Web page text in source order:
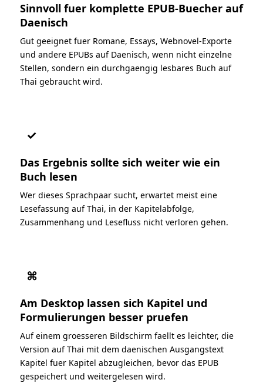
Sinnvoll fuer komplette EPUB-Buecher auf
Daenisch
Gut geeignet fuer Romane, Essays, Webnovel-Exporte
und andere EPUBs auf Daenisch, wenn nicht einzelne
Stellen, sondern ein durchgaengig lesbares Buch auf
Thai gebraucht wird.
✓
Das Ergebnis sollte sich weiter wie ein
Buch lesen
Wer dieses Sprachpaar sucht, erwartet meist eine
Lesefassung auf Thai, in der Kapitelabfolge,
Zusammenhang und Lesefluss nicht verloren gehen.
⌘
Am Desktop lassen sich Kapitel und
Formulierungen besser pruefen
Auf einem groesseren Bildschirm faellt es leichter, die
Version auf Thai mit dem daenischen Ausgangstext
Kapitel fuer Kapitel abzugleichen, bevor das EPUB
gespeichert und weitergelesen wird.